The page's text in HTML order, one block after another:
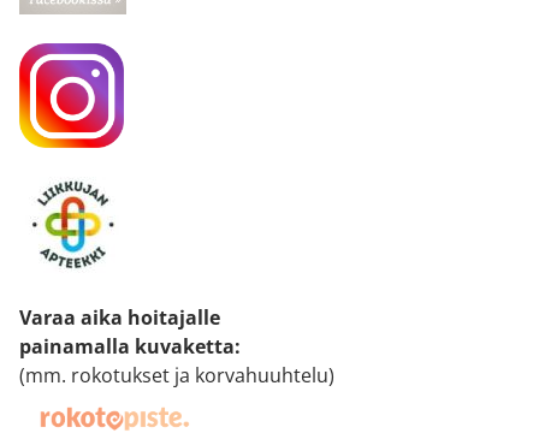
Varaa aika hoitajalle
painamalla kuvaketta:
(mm. rokotukset ja korvahuuhtelu)